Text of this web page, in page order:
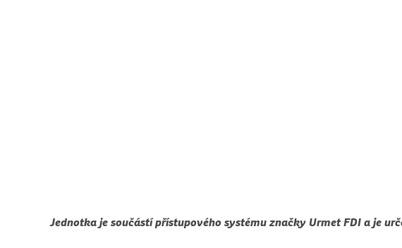
Jednotka je součástí přístupového systému značky Urmet FDI a je